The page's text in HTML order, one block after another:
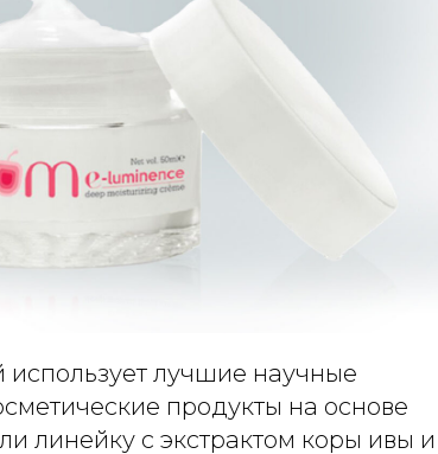
лучшие научные
продукты на основе
линейку с экстрактом коры ивы и